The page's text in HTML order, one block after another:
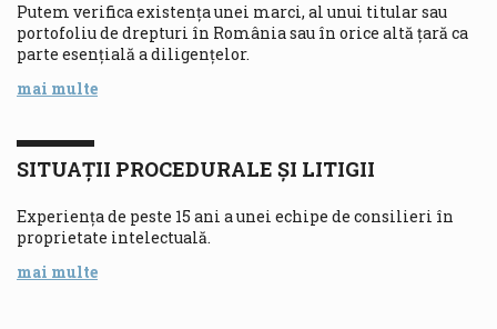
Putem verifica existența unei marci, al unui titular sau
portofoliu de drepturi în România sau în orice altă țară ca
parte esențială a diligențelor.
mai multe
SITUAȚII PROCEDURALE ȘI LITIGII
Experiența de peste 15 ani a unei echipe de consilieri în
proprietate intelectuală.
mai multe